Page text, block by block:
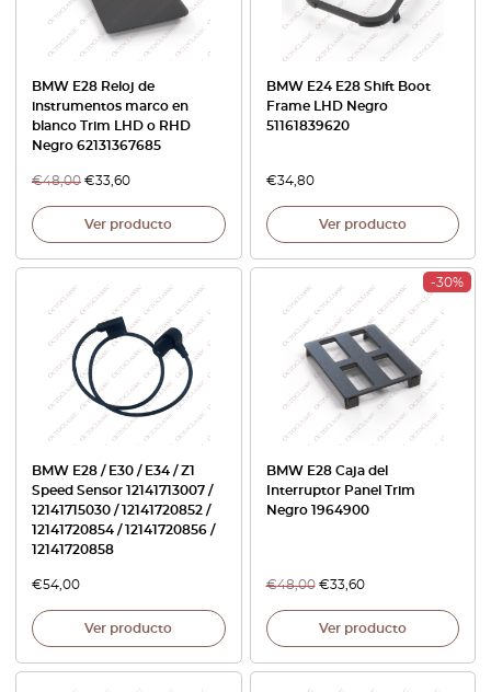
BMW E28 Reloj de
instrumentos marco en
blanco Trim LHD o RHD
Negro 62131367685
€48,00 €33,60
Ver producto
BMW E24 E28 Shift Boot
Frame LHD Negro
51161839620
€34,80
Ver producto
BMW E28 / E30 / E34 / Z1
Speed Sensor 12141713007 /
12141715030 / 12141720852 /
12141720854 / 12141720856 /
12141720858
€54,00
Ver producto
-30%
BMW E28 Caja del
Interruptor Panel Trim
Negro 1964900
€48,00 €33,60
Ver producto